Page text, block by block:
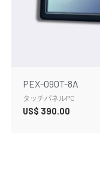
PEX-090T-8A
タッチパネルPC
US$ 390.00